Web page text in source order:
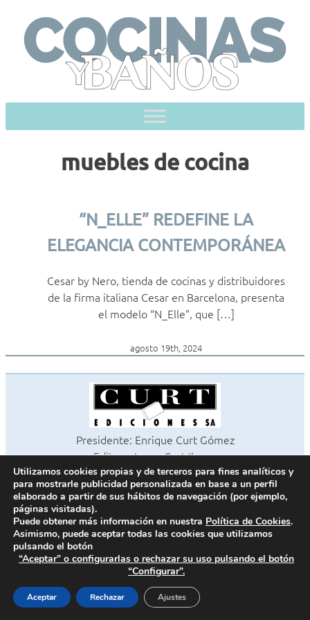
content
muebles de cocina
“N_ELLE” REDEFINE LA
ELEGANCIA CONTEMPORÁNEA
Cesar by Nero, tienda de cocinas y distribuidores
de la firma italiana Cesar en Barcelona, presenta
el modelo “N_Elle”, que […]
agosto 19th, 2024
Presidente: Enrique Curt Gómez
Editora: Laura Curt Iborra
©2026 Revista Cocinas y Baños
Todos los derechos reservados
Paseo de Gracia, 63. 1º 2ª. 08008 Barcelona -933 180 101
Fax 933 183 505
Política de cookies
Política de privacidad
Contacto
Utilizamos cookies propias y de terceros para fines analíticos y
para mostrarle publicidad personalizada en base a un perfil
elaborado a partir de sus hábitos de navegación (por ejemplo,
páginas visitadas).
Puede obtener más información en nuestra Política de Cookies.
Asimismo, puede aceptar todas las cookies que utilizamos
pulsando el botón
“Aceptar” o configurarlas o rechazar su uso pulsando el botón
“Configurar”.
Aceptar Rechazar Ajustes